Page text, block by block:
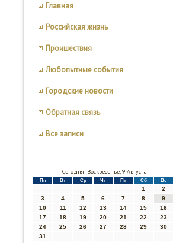
Главная
Российская жизнь
Проишествия
Любопытные события
Городские новости
Обратная связь
Все записи
Сегодня: Воскресенье, 9 Августа
Пн Вт Ср Чт Пт Сб Вс
1
2
3
4 5 6 7 8
9
10
11 12 13 14 15
16
17
18 19 20 21 22
23
24
25 26 27 28 29
30
31